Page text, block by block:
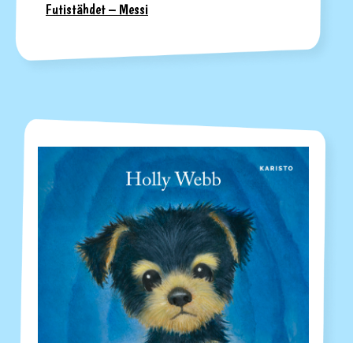
Futistähdet – Messi